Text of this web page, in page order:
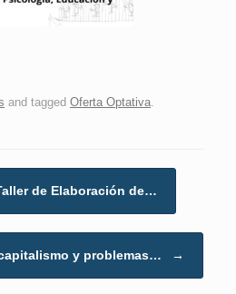
and tagged Oferta Optativa
de Elaboración de…
y problemas… →